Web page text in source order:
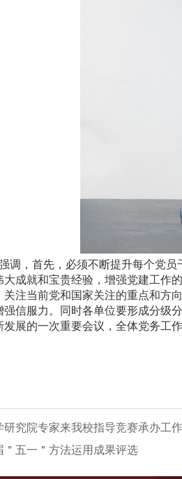
调，首先，必须不断提升每个党
大成就和宝贵经验，增强党建工作
关注当前党和国家关注的重点和方
信服力。同时各单位要形成分级
发展的一次重要会议，全体党务工
研究院专家来我校指导竞赛承办工作
＂五一＂方法运用成果评选